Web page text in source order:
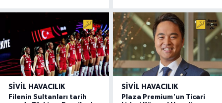
SIVIL HAVACILIK
Filenin Sultanları tarih
SIVIL HAVACILIK
Plaza Premium'un Ticari